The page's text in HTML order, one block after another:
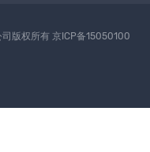
版权所有 京ICP备15050100